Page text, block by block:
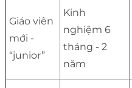
Giáo viên
mới -
“junior”
Kinh
nghiệm 6
tháng - 2
năm